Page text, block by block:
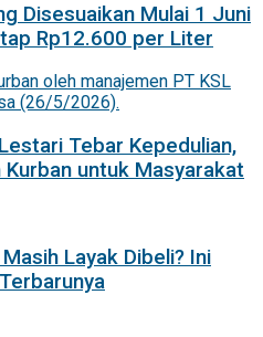
Disesuaikan Mulai 1 Juni
Rp12.600 per Liter
Tebar Kepedulian,
untuk Masyarakat
Layak Dibeli? Ini